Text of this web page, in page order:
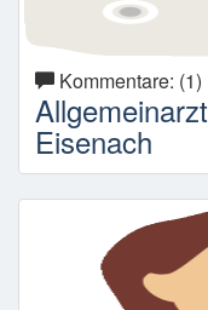
Kommentare: (1)
Eisenach